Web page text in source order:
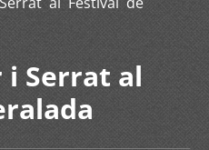
i Serrat al